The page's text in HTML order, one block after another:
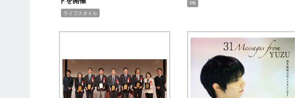
ライフスタイル
PR